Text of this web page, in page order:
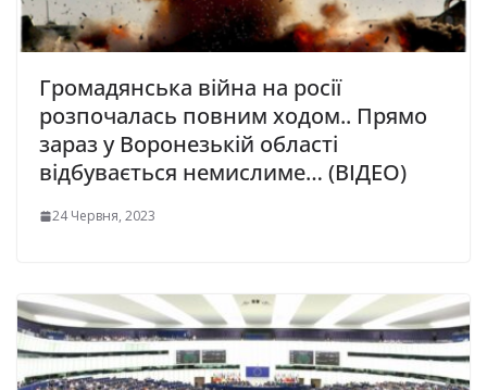
Громадянська війна на росії
розпочалась повним ходом.. Прямо
зараз у Воронезькій області
відбувається немислиме… (ВІДЕО)
24 Червня, 2023